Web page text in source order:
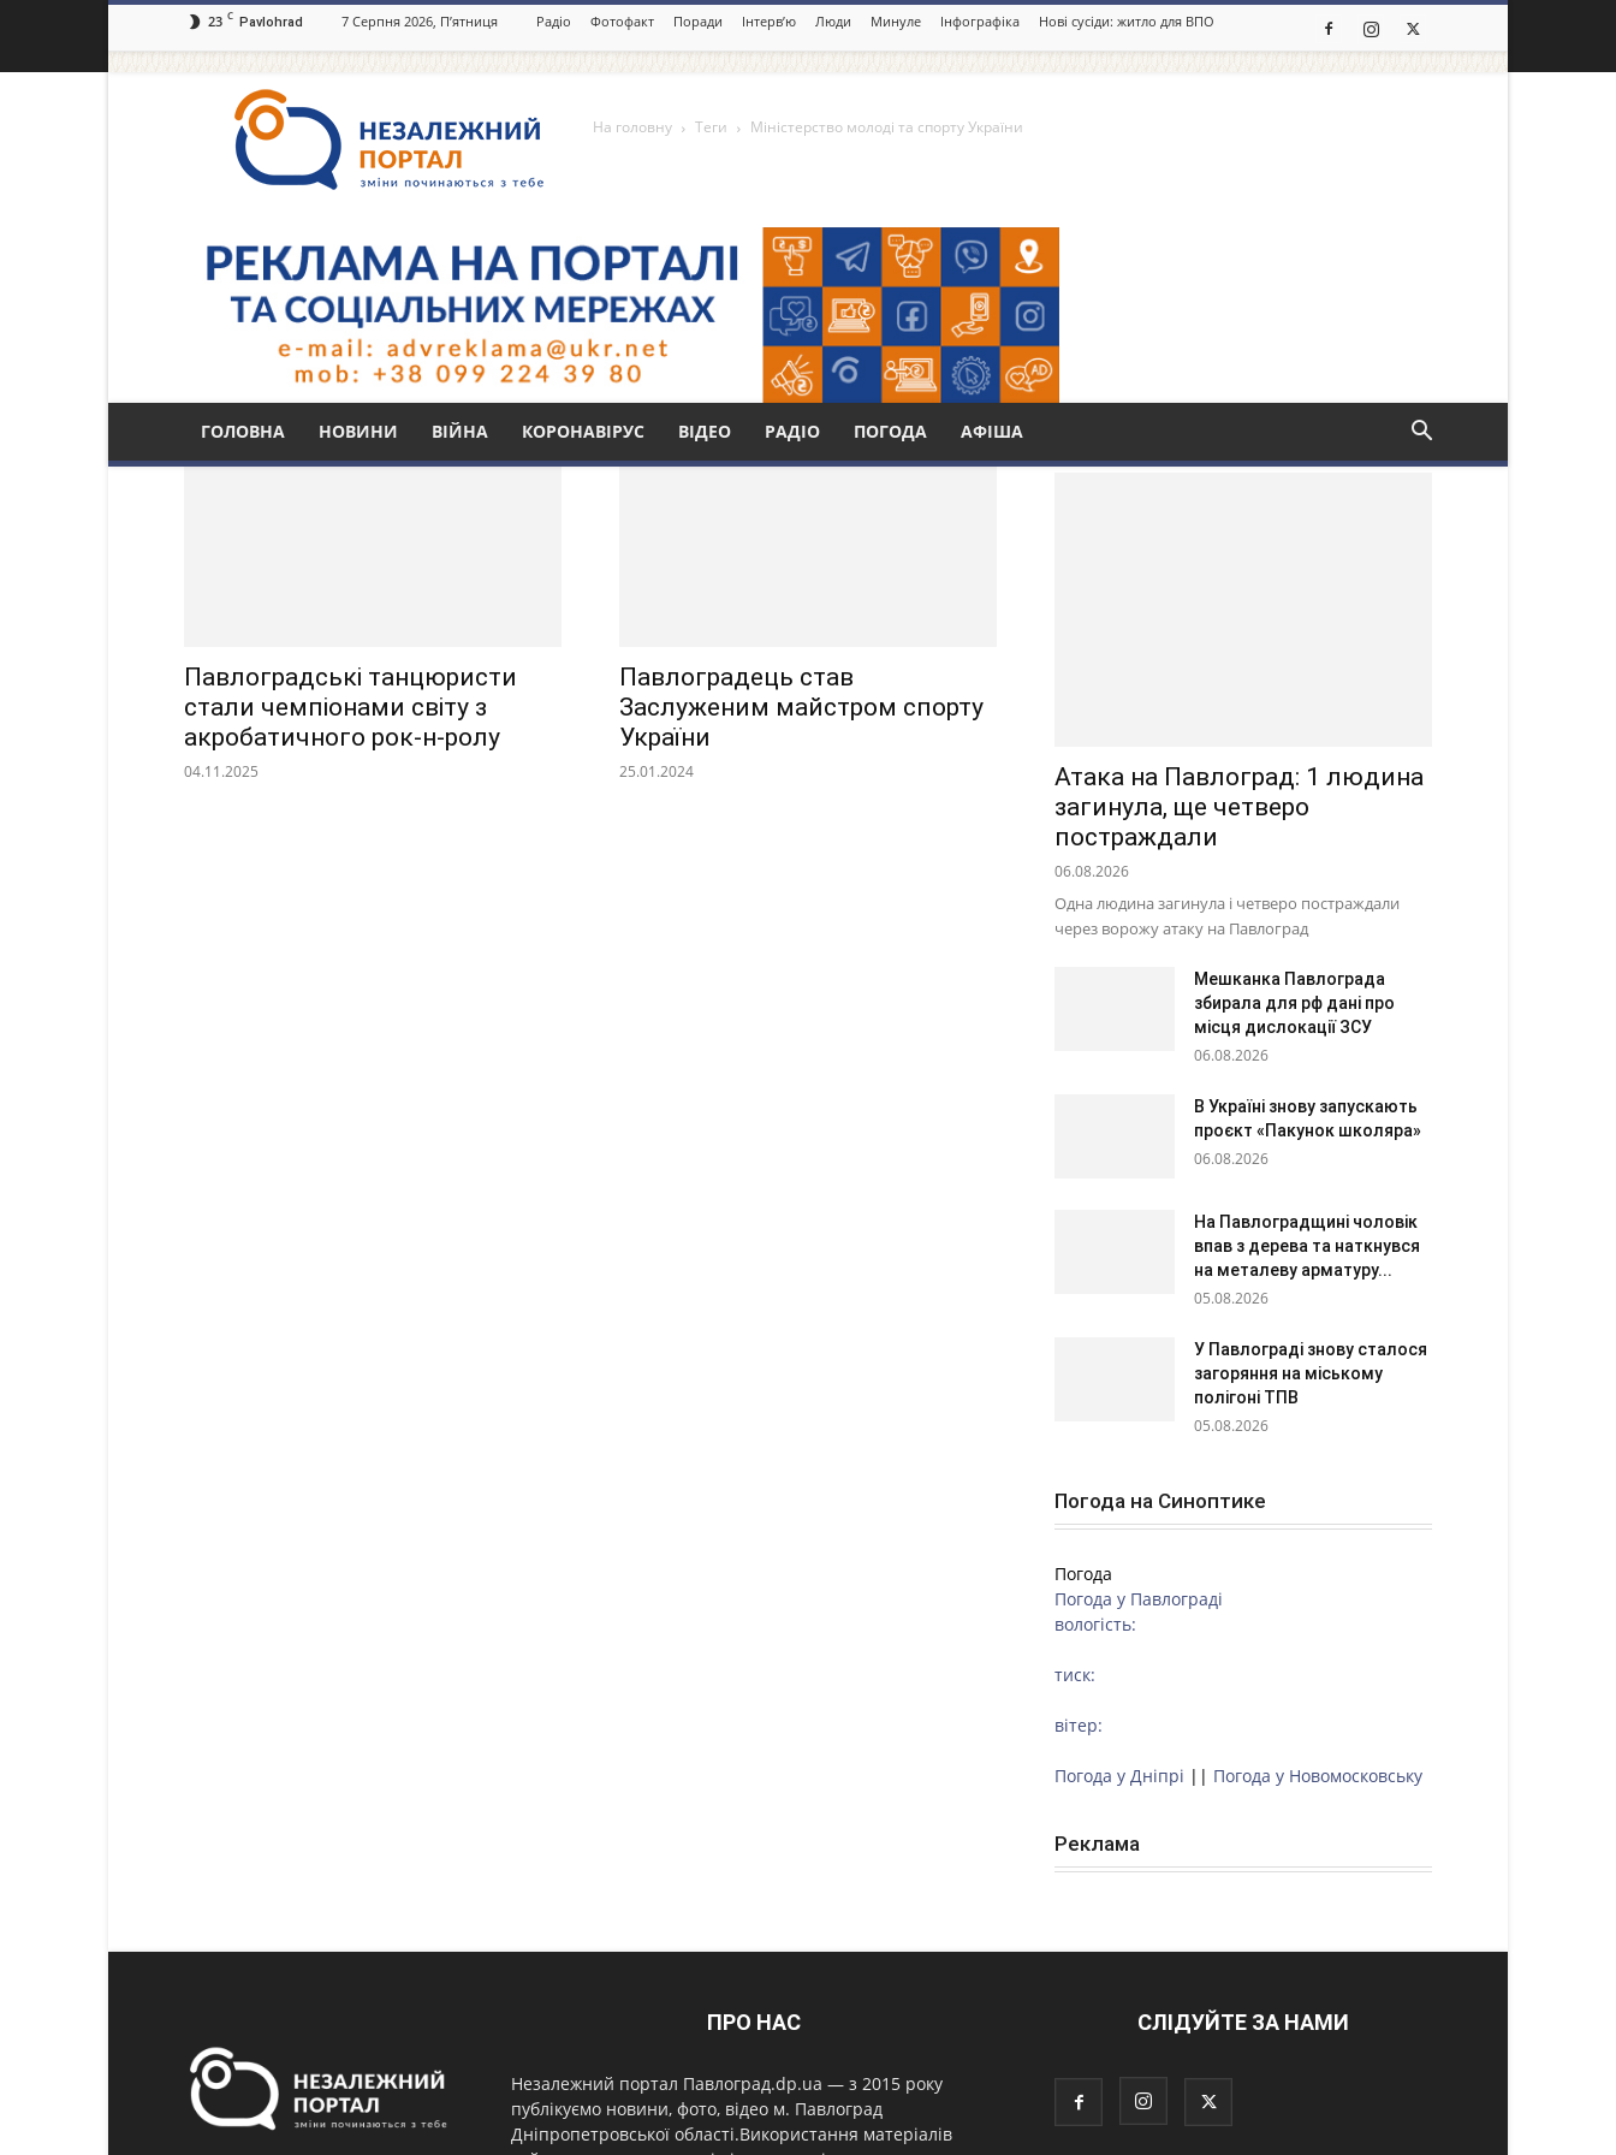
23 C Pavlohrad 7 Серпня 2026, П’ятниця Радіо Фотофакт Поради Інтерв’ю Люди Минуле Інфографіка Нові сусіди: житло для ВПО
портал
Павлоград.dp.ua
ГОЛОВНА НОВИНИ ВІЙНА КОРОНАВІРУС ВІДЕО РАДІО ПОГОДА АФІША
На головну Теги Міністерство молоді та спорту України
Тег: Міністерство молоді та спорту України
Павлоградські танцюристи
стали чемпіонами світу з
акробатичного рок-н-ролу
04.11.2025
Павлоградець став
Заслуженим майстром спорту
України
25.01.2024
Атака на Павлоград: 1 людина
загинула, ще четверо
постраждали
06.08.2026
Одна людина загинула і четверо постраждали
через ворожу атаку на Павлоград
Мешканка Павлограда
збирала для рф дані про
місця дислокації ЗСУ
06.08.2026
В Україні знову запускають
проєкт «Пакунок школяра»
06.08.2026
На Павлоградщині чоловік
впав з дерева та наткнувся
на металеву арматуру...
05.08.2026
У Павлограді знову сталося
загоряння на міському
полігоні ТПВ
05.08.2026
Погода на Синоптике
Погода
Погода у Павлограді
вологість:
тиск:
вітер:
Погода у Дніпрі || Погода у Новомосковську
Реклама
ПРО НАС
Незалежний портал Павлоград.dp.ua — з 2015 року
публікуємо новини, фото, відео м. Павлоград
Дніпропетровської області.Використання матеріалів
СЛІДУЙТЕ ЗА НАМИ